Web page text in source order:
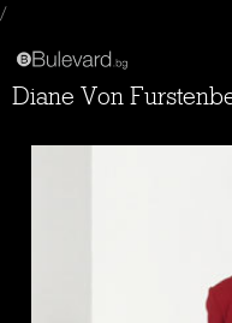
/
Diane Von